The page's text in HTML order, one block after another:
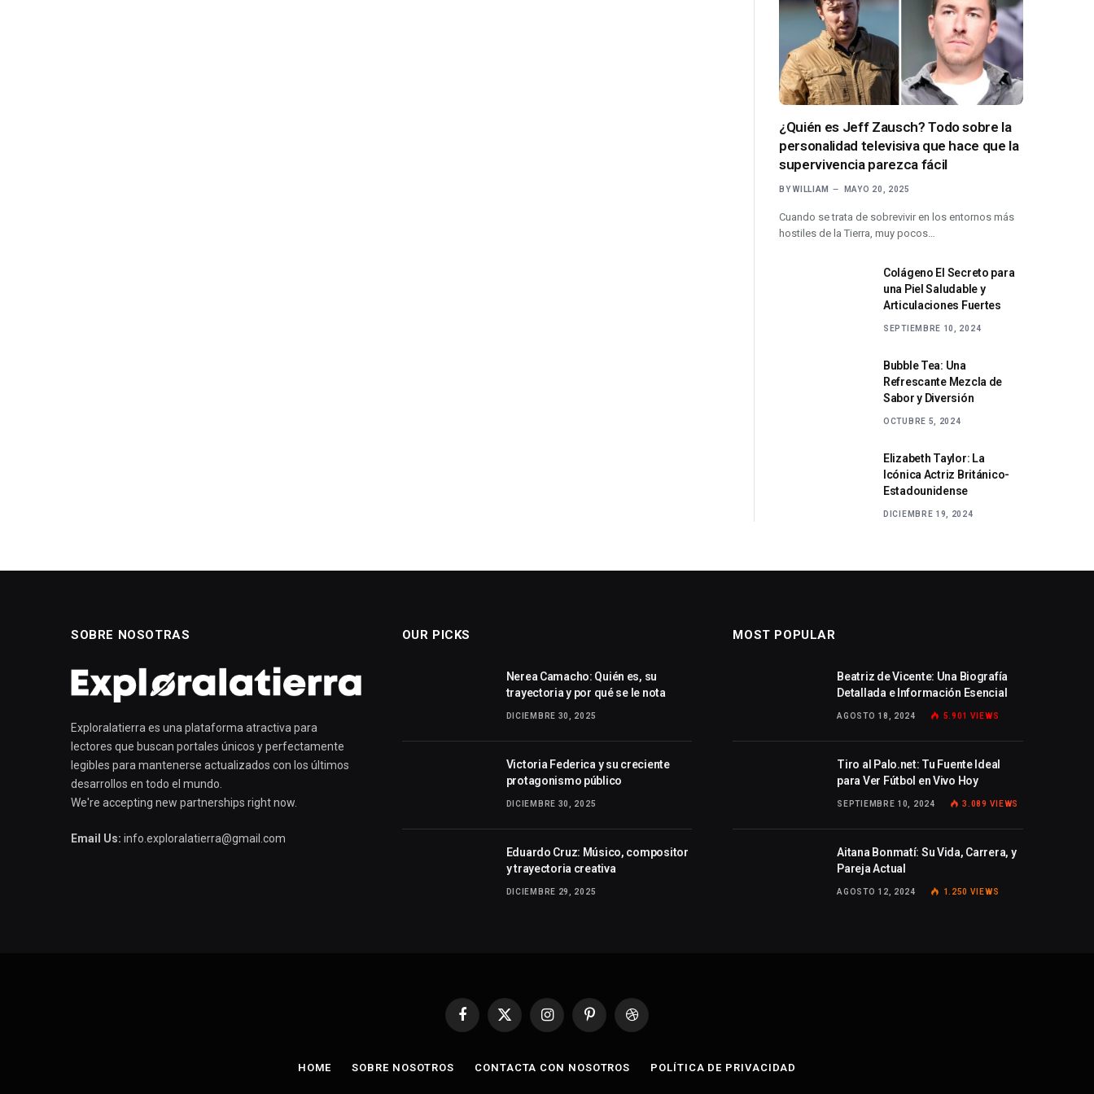
¿Quién es Jeff Zausch? Todo sobre la
personalidad televisiva que hace que la
supervivencia parezca fácil
BY WILLIAM MAYO 20, 2025
Cuando se trata de sobrevivir en los entornos más
hostiles de la Tierra, muy pocos…
Colágeno El Secreto para
una Piel Saludable y
Articulaciones Fuertes
SEPTIEMBRE 10, 2024
Bubble Tea: Una
Refrescante Mezcla de
Sabor y Diversión
OCTUBRE 5, 2024
Elizabeth Taylor: La
Icónica Actriz Británico-
Estadounidense
DICIEMBRE 19, 2024
SOBRE NOSOTRAS
Exploralatierra es una plataforma atractiva para
lectores que buscan portales únicos y perfectamente
legibles para mantenerse actualizados con los últimos
desarrollos en todo el mundo.
We're accepting new partnerships right now.
Email Us: info.exploralatierra@gmail.com
OUR PICKS
Nerea Camacho: Quién es, su
trayectoria y por qué se le nota
DICIEMBRE 30, 2025
Victoria Federica y su creciente
protagonismo público
DICIEMBRE 30, 2025
Eduardo Cruz: Músico, compositor
y trayectoria creativa
DICIEMBRE 29, 2025
MOST POPULAR
Beatriz de Vicente: Una Biografía
Detallada e Información Esencial
AGOSTO 18, 2024 5.901 VIEWS
Tiro al Palo.net: Tu Fuente Ideal
para Ver Fútbol en Vivo Hoy
SEPTIEMBRE 10, 2024 3.089 VIEWS
Aitana Bonmatí: Su Vida, Carrera, y
Pareja Actual
AGOSTO 12, 2024 1.250 VIEWS
Facebook
X
InstagramPinterestDribbble
HOME SOBRE NOSOTROS CONTACTA CON NOSOTROS POLÍTICA DE PRIVACIDAD